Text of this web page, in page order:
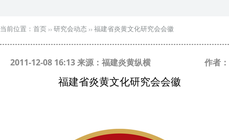
当前位置： 首页 ›› 研究会动态 ›› 福建省炎黄文化研究会会徽
2011-12-08 16:13 来源：福建炎黄纵横
作者：
福建省炎黄文化研究会会徽